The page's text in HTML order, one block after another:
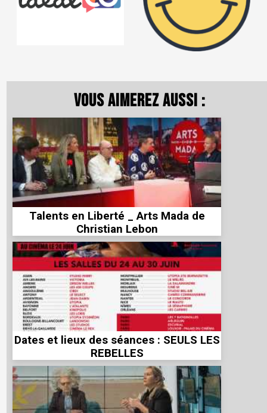
Vous aimerez aussi :
Talents en Liberté _ Arts Mada de
Christian Lebon
Dates et lieux des séances : SEULS LES
REBELLES